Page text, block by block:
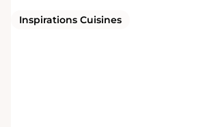
Inspirations Cuisines